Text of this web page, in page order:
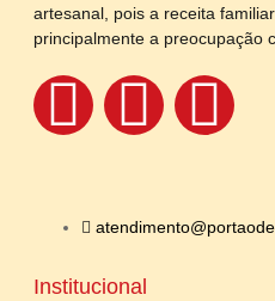
artesanal, pois a receita
principalmente a preocupação
Institucional